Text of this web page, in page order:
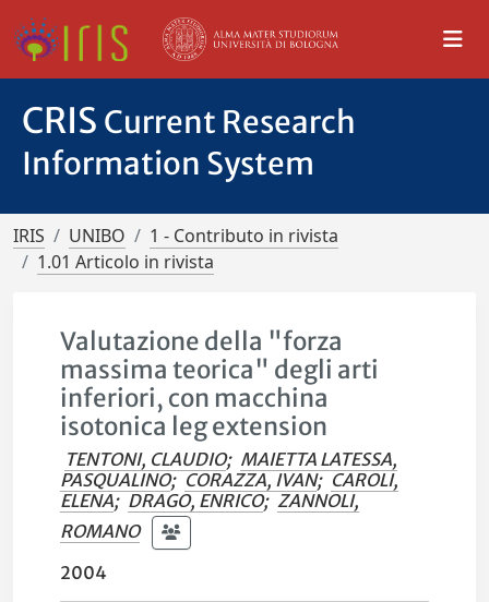
CRIS Current Research
Information System
IRIS UNIBO
1 - Contributo in rivista
1.01 Articolo in rivista
Valutazione della "forza
massima teorica" degli arti
inferiori, con macchina
isotonica leg extension
TENTONI, CLAUDIO; MAIETTA LATESSA,
PASQUALINO; CORAZZA, IVAN; CAROLI,
ELENA; DRAGO, ENRICO; ZANNOLI,
ROMANO
2004